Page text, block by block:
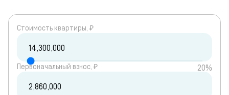
Cтоимость квартиры, ₽
Первоначальный взнос, ₽ 20%